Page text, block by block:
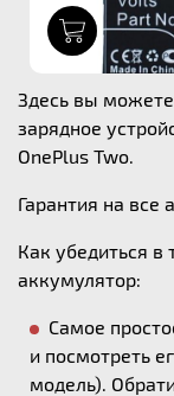
Здесь вы
зарядное
OnePlus Two.
Гарантия на все
Как убедиться
аккумулятор:
Самое
и посмотреть
модель).